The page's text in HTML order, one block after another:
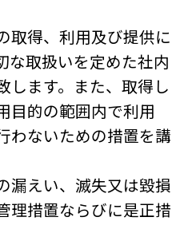
取得、利用及び提供に
な取扱いを定めた社内
します。また、取得し
目的の範囲内で利用
わないための措置を講
漏えい、滅失又は毀損
理措置ならびに是正措